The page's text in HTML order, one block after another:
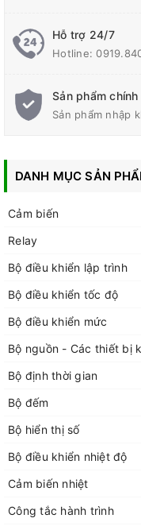
Hỗ trợ 24/7
Hotline:
Sản phẩm chính
Sản phẩm nhập
DANH MỤC SẢN
Cảm biến
Relay
Bộ điều khiển lập trình
Bộ điều khiển tốc độ
Bộ điều khiển mức
Bộ nguồn - Các thiết bị
Bộ định thời gian
Bộ đếm
Bộ hiển thị số
Bộ điều khiển nhiệt độ
Cảm biến nhiệt
Công tắc hành trình